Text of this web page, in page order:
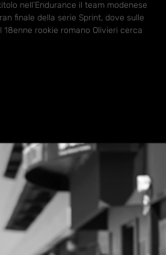
nell’Endurance il team modenese
finale della serie Sprint, dove sulle
18enne rookie romano Olivieri cerca